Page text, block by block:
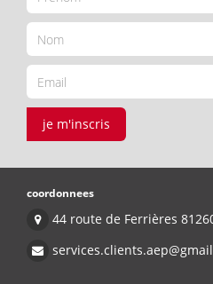
je m'inscris
coordonnees
44 route de Ferrières